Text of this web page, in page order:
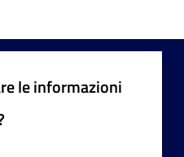
le informazioni